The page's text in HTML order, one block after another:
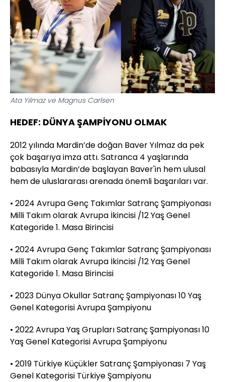
Ata Yılmaz ve Magnus Carlsen
HEDEF: DÜNYA ŞAMPİYONU OLMAK
2012 yılında Mardin’de doğan Baver Yılmaz da pek
çok başarıya imza attı. Satranca 4 yaşlarında
babasıyla Mardin’de başlayan Baver'in hem ulusal
hem de uluslararası arenada önemli başarıları var.
• 2024 Avrupa Genç Takımlar Satranç Şampiyonası
Milli Takım olarak Avrupa İkincisi /12 Yaş Genel
Kategoride 1. Masa Birincisi
• 2024 Avrupa Genç Takımlar Satranç Şampiyonası
Milli Takım olarak Avrupa İkincisi /12 Yaş Genel
Kategoride 1. Masa Birincisi
• 2023 Dünya Okullar Satranç Şampiyonası 10 Yaş
Genel Kategorisi Avrupa Şampiyonu
• 2022 Avrupa Yaş Grupları Satranç Şampiyonası 10
Yaş Genel Kategorisi Avrupa Şampiyonu
• 2019 Türkiye Küçükler Satranç Şampiyonası 7 Yaş
Genel Kategorisi Türkiye Şampiyonu